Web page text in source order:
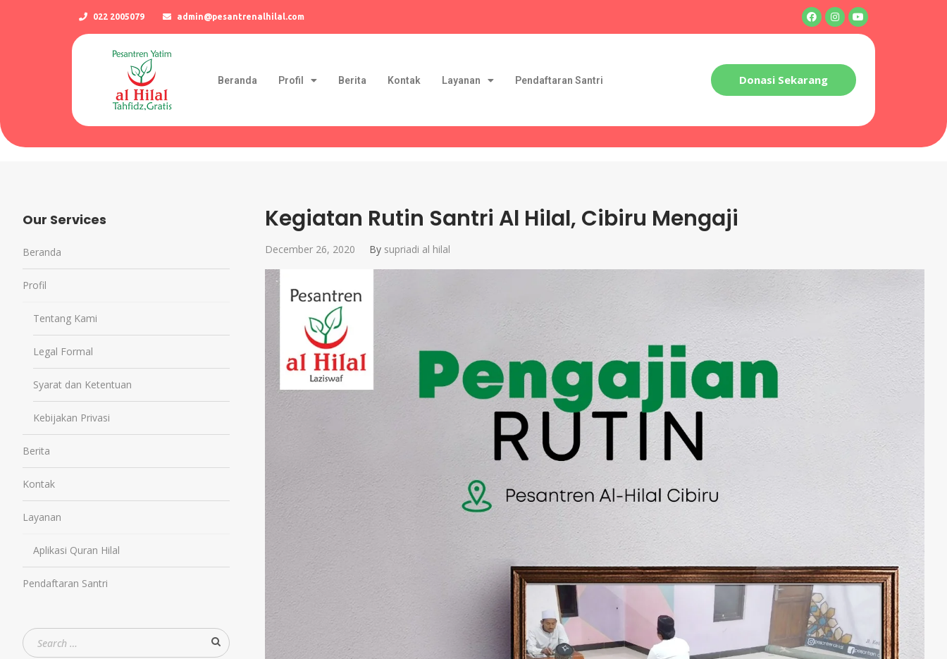
022 2005079 admin@pesantrenalhilal.com
Beranda Profil Berita Kontak Layanan Pendaftaran Santri Donasi Sekarang
Kegiatan Rutin Santri Al Hilal, Cibiru Mengaji
December 26, 2020 By supriadi al hilal
Our Services
Beranda
Profil
Tentang Kami
Legal Formal
Syarat dan Ketentuan
Kebijakan Privasi
Berita
Kontak
Layanan
Aplikasi Quran Hilal
Pendaftaran Santri